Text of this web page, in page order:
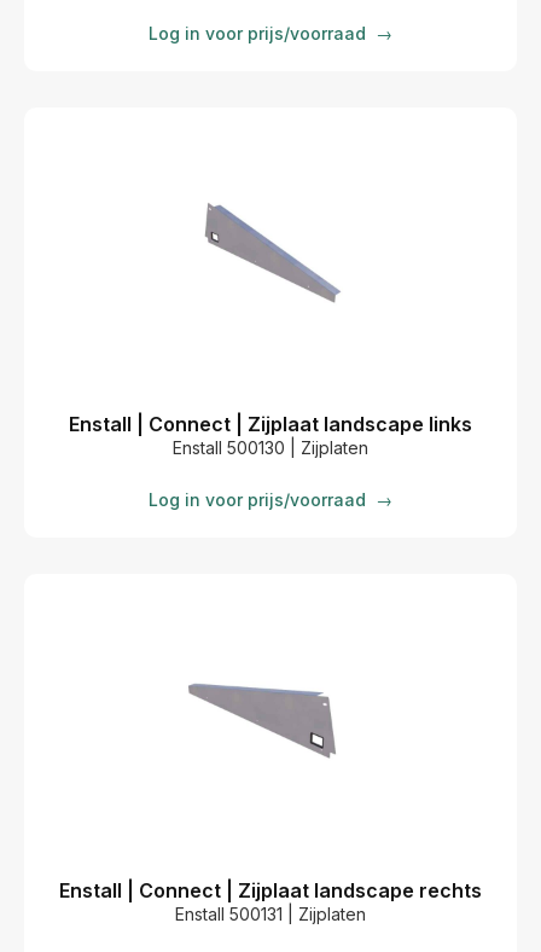
Log in voor prijs/voorraad →
Enstall | Connect | Zijplaat landscape links
Enstall 500130 | Zijplaten
Log in voor prijs/voorraad →
Enstall | Connect | Zijplaat landscape rechts
Enstall 500131 | Zijplaten